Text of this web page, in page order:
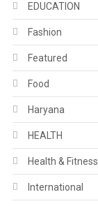
EDUCATION
Fashion
Featured
Food
Haryana
HEALTH
Health & Fitness
International